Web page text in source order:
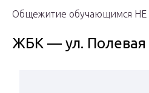
Общежитие обучающимся
ЖБК — ул. Полевая